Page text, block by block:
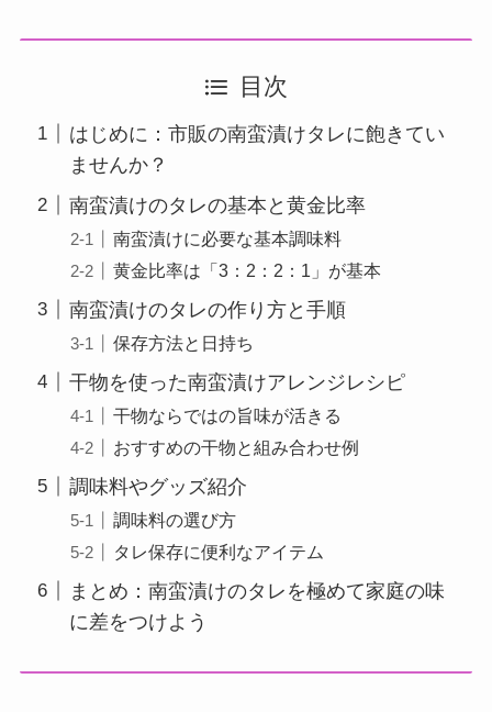
目次
はじめに：市販の南蛮漬けタレに飽きてい
ませんか？
南蛮漬けのタレの基本と黄金比率
南蛮漬けに必要な基本調味料
黄金比率は「3：2：2：1」が基本
南蛮漬けのタレの作り方と手順
保存方法と日持ち
干物を使った南蛮漬けアレンジレシピ
干物ならではの旨味が活きる
おすすめの干物と組み合わせ例
調味料やグッズ紹介
調味料の選び方
タレ保存に便利なアイテム
まとめ：南蛮漬けのタレを極めて家庭の味
に差をつけよう